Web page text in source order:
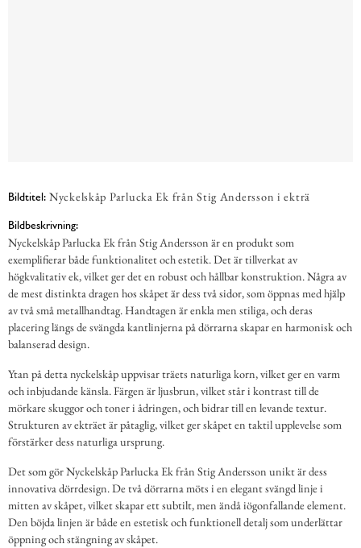
Bildtitel: Nyckelskåp Parlucka Ek från Stig Andersson i ekträ
Bildbeskrivning:
Nyckelskåp Parlucka Ek från Stig Andersson är en produkt som
exemplifierar både funktionalitet och estetik. Det är tillverkat av
högkvalitativ ek, vilket ger det en robust och hållbar konstruktion. Några av
de mest distinkta dragen hos skåpet är dess två sidor, som öppnas med hjälp
av två små metallhandtag. Handtagen är enkla men stiliga, och deras
placering längs de svängda kantlinjerna på dörrarna skapar en harmonisk och
balanserad design.
Ytan på detta nyckelskåp uppvisar träets naturliga korn, vilket ger en varm
och inbjudande känsla. Färgen är ljusbrun, vilket står i kontrast till de
mörkare skuggor och toner i ådringen, och bidrar till en levande textur.
Strukturen av ekträet är påtaglig, vilket ger skåpet en taktil upplevelse som
förstärker dess naturliga ursprung.
Det som gör Nyckelskåp Parlucka Ek från Stig Andersson unikt är dess
innovativa dörrdesign. De två dörrarna möts i en elegant svängd linje i
mitten av skåpet, vilket skapar ett subtilt, men ändå iögonfallande element.
Den böjda linjen är både en estetisk och funktionell detalj som underlättar
öppning och stängning av skåpet.